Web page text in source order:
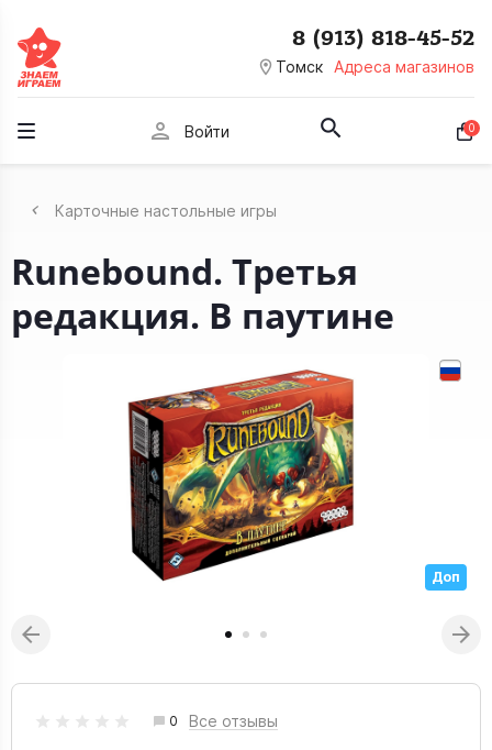
room Томск Адреса магазинов
8 (913) 818-45-52
person Войти 0
Карточные настольные игры
Runebound. Третья
редакция. В паутине
Доп
0 Все отзывы